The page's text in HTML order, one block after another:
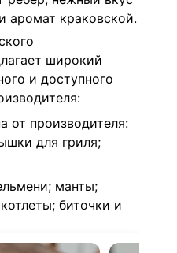
аромат краковской.
широкий
и доступного
от производителя:
для гриля;
манты;
биточки и